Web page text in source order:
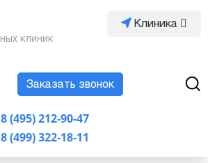
клиник
Клиника
Заказать звонок
8 (495) 212-90-47
8 (499) 322-18-11